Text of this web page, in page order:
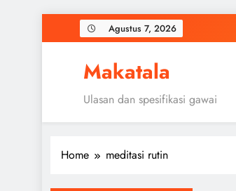
to
Agustus 7, 2026
Makatala
Ulasan dan spesifikasi gawai
Home meditasi rutin